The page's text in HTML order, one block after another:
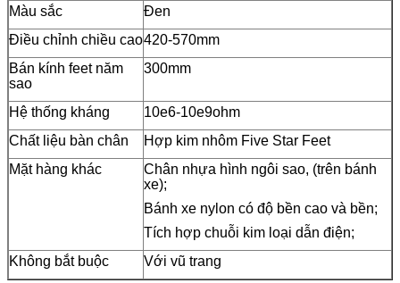
Màu sắc
Đen
Điều chỉnh chiều cao420-570mm
Bán kính feet năm
sao
300mm
Hệ thống kháng
10e6-10e9ohm
Chất liệu bàn chân
Hợp kim nhôm Five Star Feet
Mặt hàng khác
Chân nhựa hình ngôi sao, (trên bánh
xe);
Bánh xe nylon có độ bền cao và bền;
Tích hợp chuỗi kim loại dẫn điện;
Không bắt buộc
Với vũ trang